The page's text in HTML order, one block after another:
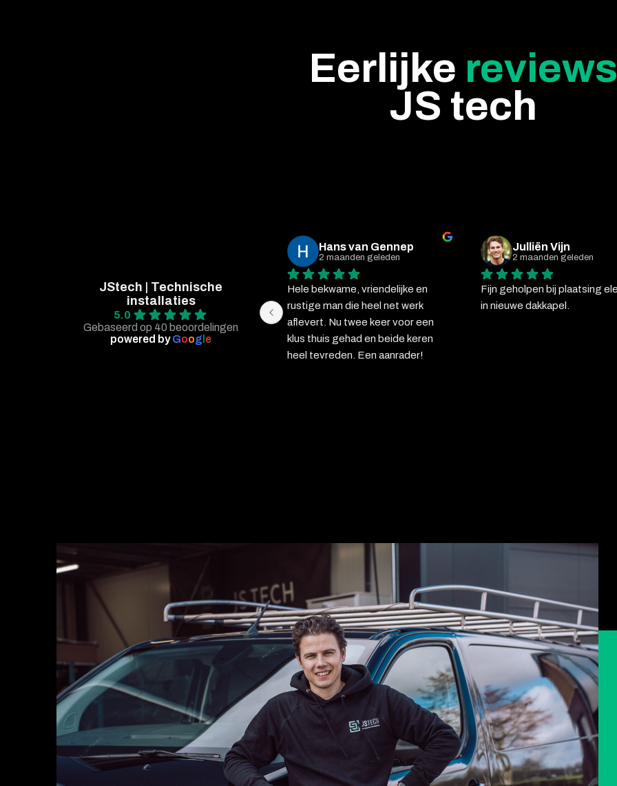
Eerlijke reviews
JS tech
JStech | Technische
installaties
5.0
Gebaseerd op 40 beoordelingen
powered byGoog e
Hans van Gennep
2 maanden geleden
Hele bekwame, vriendelijke en
rustige man die heel net werk
aflevert. Nu twee keer voor een
klus thuis gehad en beide keren
heel tevreden. Een aanrader!
Julliën Vijn
2 maanden geleden
Fijn geholpen bij plaatsing
in nieuwe dakkapel.